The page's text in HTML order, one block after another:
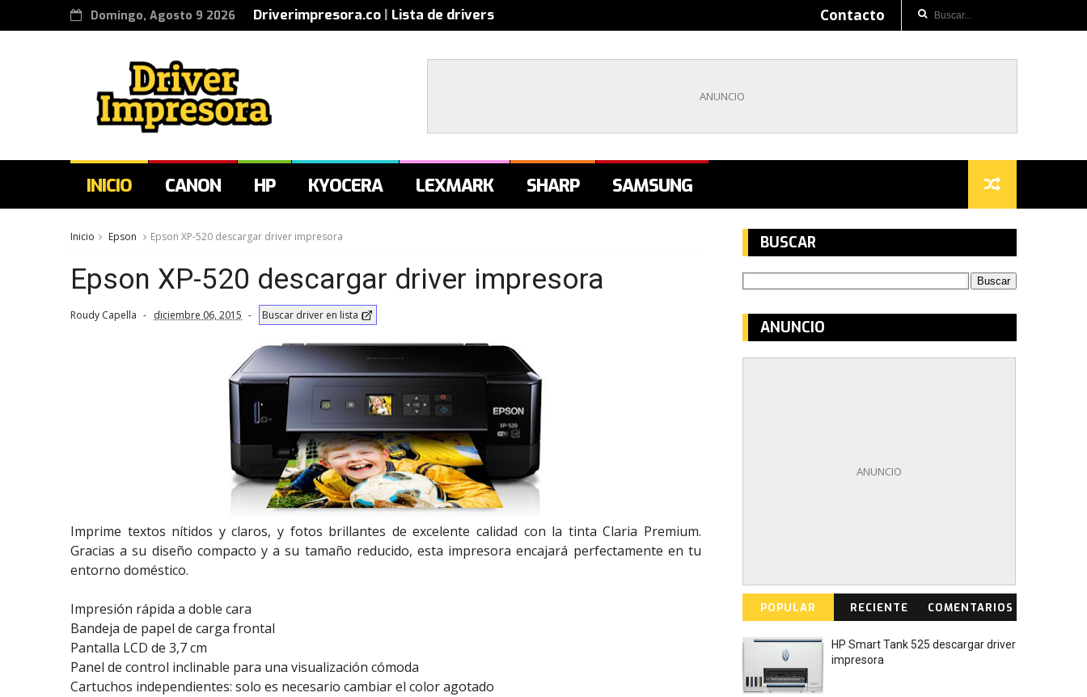
Domingo, Agosto 9 2026 Driverimpresora.co | Lista de drivers Contacto
INICIO CANON HP KYOCERA LEXMARK SHARP SAMSUNG
Inicio Epson Epson XP-520 descargar driver impresora
Epson XP-520 descargar driver impresora
Roudy Capella diciembre 06, 2015 Buscar driver en lista
Imprime textos nítidos y claros, y fotos brillantes de excelente calidad con la tinta Claria Premium.
Gracias a su diseño compacto y a su tamaño reducido, esta impresora encajará perfectamente en tu
entorno doméstico.
Impresión rápida a doble cara
Bandeja de papel de carga frontal
Pantalla LCD de 3,7 cm
Panel de control inclinable para una visualización cómoda
Cartuchos independientes: solo es necesario cambiar el color agotado
BUSCAR
ANUNCIO
POPULAR RECIENTE COMENTARIOS
HP Smart Tank 525 descargar driver
impresora